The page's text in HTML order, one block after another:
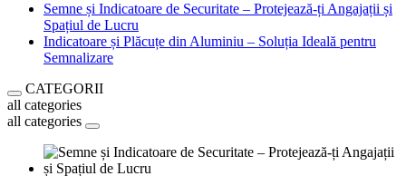
Semne și Indicatoare de Securitate – Protejează-ți Angajații și
Spațiul de Lucru
Indicatoare și Plăcuțe din Aluminiu – Soluția Ideală pentru
Semnalizare
CATEGORII
all categories
all categories